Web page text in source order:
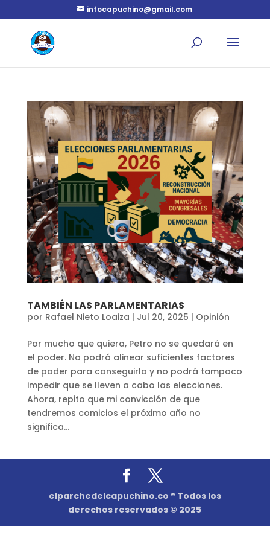
infocapuchino@gmail.com
TAMBIÉN LAS PARLAMENTARIAS
por Rafael Nieto Loaiza | Jul 20, 2025 | Opinión
Por mucho que quiera, Petro no se quedará en
el poder. No podrá alinear suficientes factores
de poder para conseguirlo y no podrá tampoco
impedir que se lleven a cabo las elecciones.
Ahora, repito que mi convicción de que
tendremos comicios el próximo año no
significa...
elparchedelcapuchino.co ® Todos los
derechos reservados © 2025